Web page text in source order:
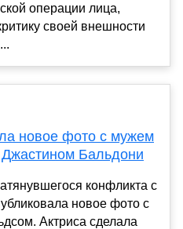
операции лица,
своей внешности
новое фото с мужем
Бальдони
конфликта с
новое фото с
Актриса сделала